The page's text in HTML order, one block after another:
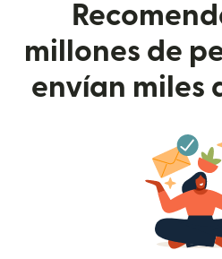
millones de
envían miles